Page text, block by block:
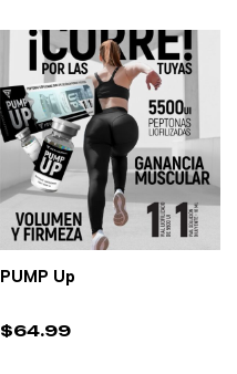
AÑADIR AL CARRITO
PUMP Up
$64.99